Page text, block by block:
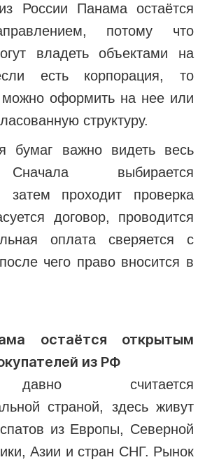
России Панама остаётся
потому что
владеть объектами на
есть корпорация, то
можно оформить на нее или
структуру.
бумаг важно видеть весь
выбирается
затем проходит проверка
договор, проводится
оплата сверяется с
чего право вносится в
остаётся открытым
из РФ
считается
страной, здесь живут
из Европы, Северной
Азии и стран СНГ. Рынок